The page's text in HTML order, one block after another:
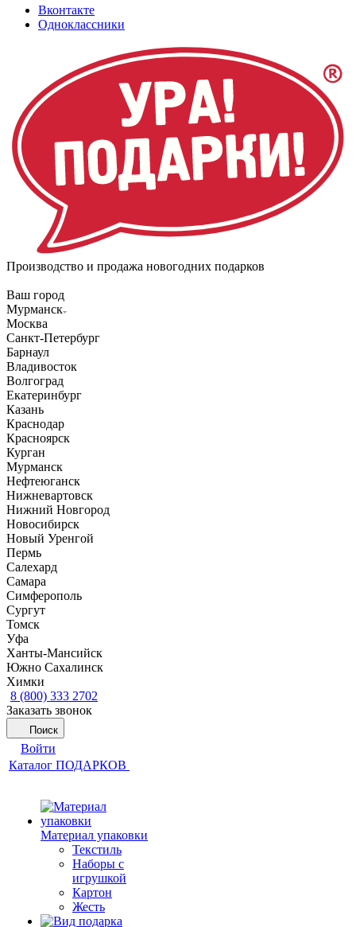
Вконтакте
Одноклассники
Производство и продажа новогодних подарков
Ваш город
Мурманск
Москва
Санкт-Петербург
Барнаул
Владивосток
Волгоград
Екатеринбург
Казань
Краснодар
Красноярск
Курган
Мурманск
Нефтеюганск
Нижневартовск
Нижний Новгород
Новосибирск
Новый Уренгой
Пермь
Салехард
Самара
Симферополь
Сургут
Томск
Уфа
Ханты-Мансийск
Южно Сахалинск
Химки
8 (800) 333 2702
Заказать звонок
Поиск
Войти
Каталог ПОДАРКОВ
Материал упаковки
Текстиль
Наборы с
игрушкой
Картон
Жесть